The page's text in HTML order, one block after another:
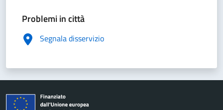
Problemi in città
Segnala disservizio